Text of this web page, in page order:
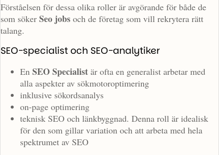
Förståelsen för dessa olika roller är avgörande för både de
som söker Seo jobs och de företag som vill rekrytera rätt
talang.
SEO-specialist och SEO-analytiker
En SEO Specialist är ofta en generalist arbetar med
alla aspekter av sökmotoroptimering
inklusive sökordsanalys
on-page optimering
teknisk SEO och länkbyggnad. Denna roll är idealisk
för den som gillar variation och att arbeta med hela
spektrumet av SEO